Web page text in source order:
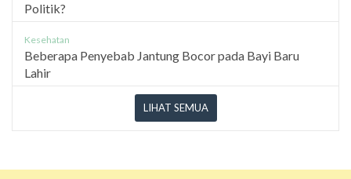
Politik?
Kesehatan
Beberapa Penyebab Jantung Bocor pada Bayi Baru
Lahir
LIHAT SEMUA